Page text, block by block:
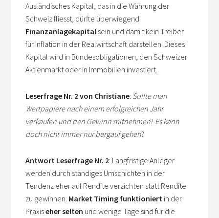
Ausländisches Kapital, das in die Währung der
Schweiz fliesst, dürfte überwiegend
Finanzanlagekapital sein und damit kein Treiber
für Inflation in der Realwirtschaft darstellen. Dieses
Kapital wird in Bundesobligationen, den Schweizer
Aktienmarkt oder in Immobilien investiert.
Leserfrage Nr. 2 von Christiane: Sollte man
Wertpapiere nach einem erfolgreichen Jahr
verkaufen und den Gewinn mitnehmen? Es kann
doch nicht immer nur bergauf gehen?
Antwort Leserfrage Nr. 2: Langfristige Anleger
werden durch ständiges Umschichten in der
Tendenz eher auf Rendite verzichten statt Rendite
zu gewinnen. Market Timing funktioniert in der
Praxiseher selten und wenige Tage sind für die